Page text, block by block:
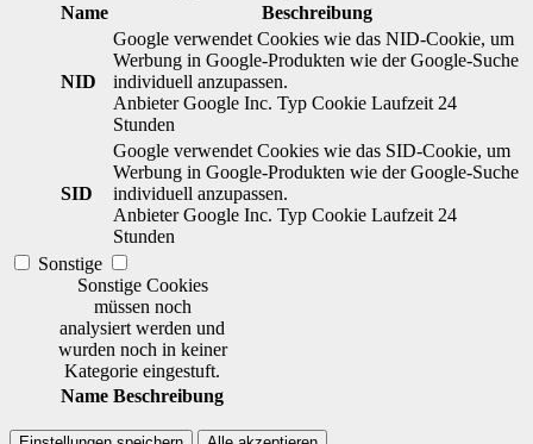
Name
Beschreibung
NID
Google verwendet Cookies wie das NID-Cookie, um
Werbung in Google-Produkten wie der Google-Suche
individuell anzupassen.
Anbieter Google Inc. Typ Cookie Laufzeit 24
Stunden
SID
Google verwendet Cookies wie das SID-Cookie, um
Werbung in Google-Produkten wie der Google-Suche
individuell anzupassen.
Anbieter Google Inc. Typ Cookie Laufzeit 24
Stunden
Sonstige
Sonstige Cookies
müssen noch
analysiert werden und
wurden noch in keiner
Kategorie eingestuft.
Name Beschreibung